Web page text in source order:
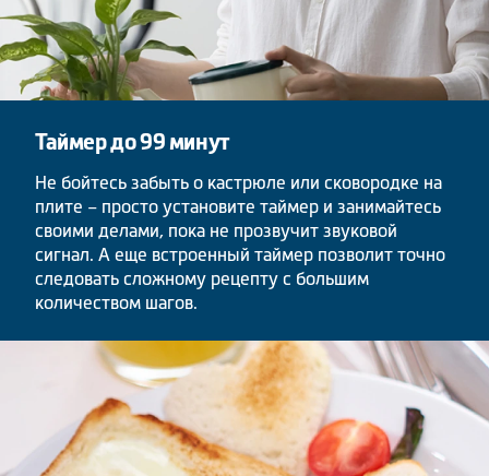
Таймер до 99 минут
Не бойтесь забыть о кастрюле или сковородке на
плите – просто установите таймер и занимайтесь
своими делами, пока не прозвучит звуковой
сигнал. А еще встроенный таймер позволит точно
следовать сложному рецепту с большим
количеством шагов.